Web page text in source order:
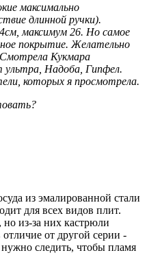
максимально
длинной ручки).
максимум 26. Но самое
покрытие. Желательно
Кукмара
Надоба, Гипфел.
которых я просмотрела.
из эмалированной стали
для всех видов плит.
из-за них кастрюли
отличие от другой серии -
следить, чтобы пламя